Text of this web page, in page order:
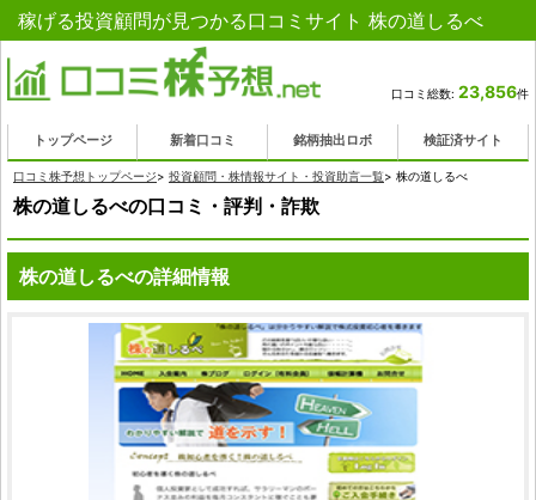
稼げる投資顧問が見つかる口コミサイト 株の道しるべ
口コミ総数: 23,856件
トップページ 新着口コミ 銘柄抽出ロボ 検証済サイト
口コミ株予想トップページ> 投資顧問・株情報サイト・投資助言一覧> 株の道しるべ
株の道しるべの口コミ・評判・詐欺
株の道しるべの詳細情報